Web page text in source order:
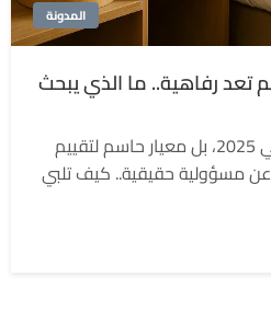
المدونة
تعد رفاهية.. ما الذي يبحث
الاستدامة لم تعد رفاهية في 2025، بل معيار حاسم لتقييم
عن مسؤولية حقيقية.. كيف تلبي